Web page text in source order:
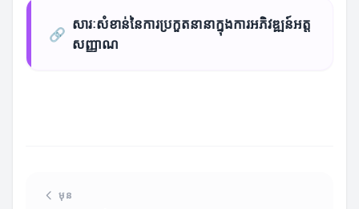
🔗
សារៈសំខាន់នៃការប្រកួតនានាក្នុងការអភិវឌ្ឍន៍អត្ត
សញ្ញាណ
មុន